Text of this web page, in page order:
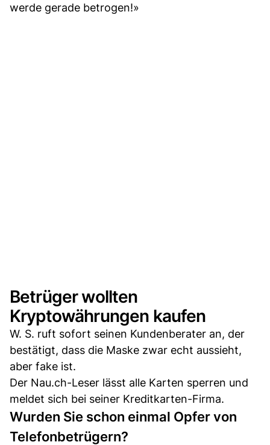
werde gerade betrogen!»
Betrüger wollten
Kryptowährungen kaufen
W. S. ruft sofort seinen Kundenberater an, der
bestätigt, dass die Maske zwar echt aussieht,
aber fake ist.
Der Nau.ch-Leser lässt alle Karten sperren und
meldet sich bei seiner Kreditkarten-Firma.
Wurden Sie schon einmal Opfer von
Telefonbetrügern?